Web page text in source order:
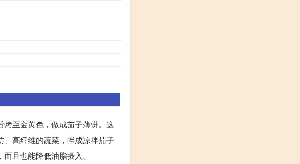
至金黄色，做成茄子薄饼。这
高纤维的蔬菜，拌成凉拌茄子
且也能降低油脂摄入。